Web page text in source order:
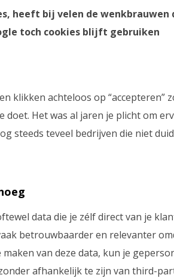
heeft bij velen de wenkbrauwen
toch cookies blijft gebruiken
klikken achteloos op “accepteren”
Het was al jaren je plicht om
steeds teveel bedrijven die niet
data die je zélf direct van je
betrouwbaarder en relevanter
van deze data, kun je
afhankelijk te zijn van third-